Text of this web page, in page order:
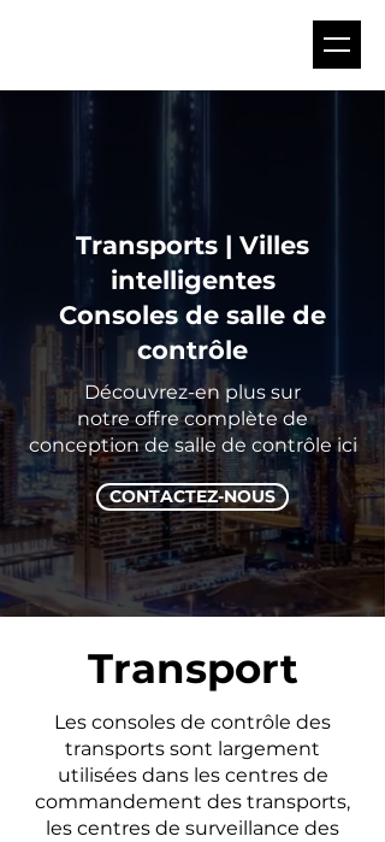
Transports | Villes
intelligentes
Consoles de salle de
contrôle
Découvrez-en plus sur
notre offre complète de
conception de salle de contrôle ici
CONTACTEZ-NOUS
Transport
Les consoles de contrôle des
transports sont largement
utilisées dans les centres de
commandement des transports,
les centres de surveillance des